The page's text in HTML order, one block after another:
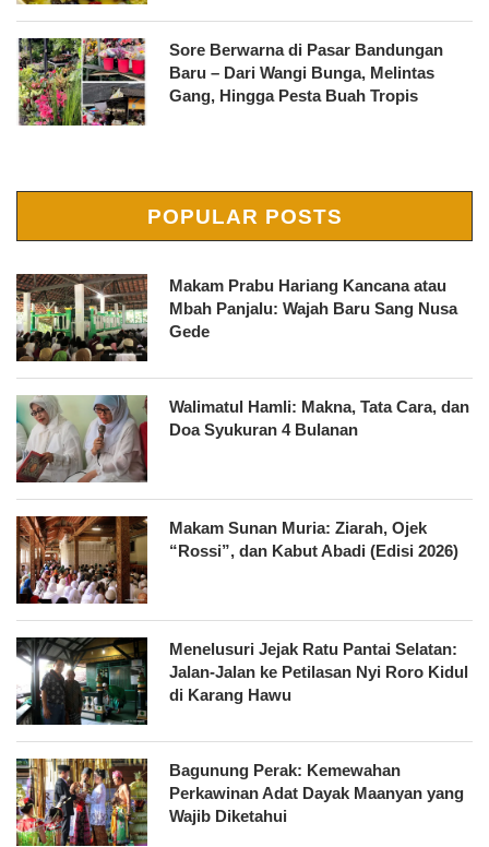
Sore Berwarna di Pasar Bandungan
Baru – Dari Wangi Bunga, Melintas
Gang, Hingga Pesta Buah Tropis
POPULAR POSTS
Makam Prabu Hariang Kancana atau
Mbah Panjalu: Wajah Baru Sang Nusa
Gede
Walimatul Hamli: Makna, Tata Cara, dan
Doa Syukuran 4 Bulanan
Makam Sunan Muria: Ziarah, Ojek
“Rossi”, dan Kabut Abadi (Edisi 2026)
Menelusuri Jejak Ratu Pantai Selatan:
Jalan-Jalan ke Petilasan Nyi Roro Kidul
di Karang Hawu
Bagunung Perak: Kemewahan
Perkawinan Adat Dayak Maanyan yang
Wajib Diketahui